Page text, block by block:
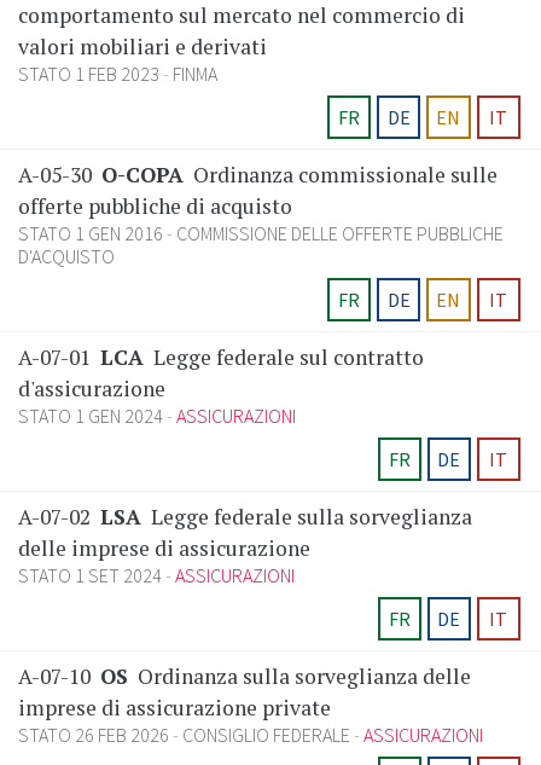
comportamento sul mercato nel commercio di
valori mobiliari e derivati
STATO 1 FEB 2023
FINMA
FR
DE EN IT
A-05-30 O-COPA Ordinanza commissionale sulle
offerte pubbliche di acquisto
STATO 1 GEN 2016
COMMISSIONE DELLE OFFERTE PUBBLICHE
D'ACQUISTO
FR
DE EN IT
A-07-01 LCA Legge federale sul contratto
d'assicurazione
STATO 1 GEN 2024 ASSICURAZIONI
FR
DE IT
A-07-02 LSA Legge federale sulla sorveglianza
delle imprese di assicurazione
STATO 1 SET 2024 ASSICURAZIONI
FR
DE IT
A-07-10 OS Ordinanza sulla sorveglianza delle
imprese di assicurazione private
STATO 26 FEB 2026 CONSIGLIO FEDERALE ASSICURAZIONI